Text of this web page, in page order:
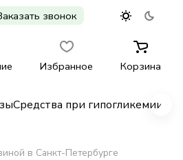
звонок
Избранное Корзина
Средства при гипогликемии
в Санкт-Петербурге